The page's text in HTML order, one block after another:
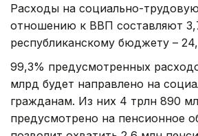
Расходы на социально-
отношению к ВВП составляют
республиканскому бюджету –
99,3% предусмотренных
млрд будет направлено на
гражданам. Из них 4 трлн 890
предусмотрено на пенсионное